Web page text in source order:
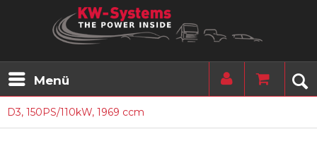
Menü
D3, 150PS/110kW, 1969 ccm